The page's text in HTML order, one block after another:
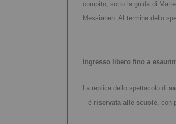
compito, sotto la guida di
Messianen. Al termine dello
Ingresso libero fino a
La replica dello spettacolo di
– è riservata alle scuole , con